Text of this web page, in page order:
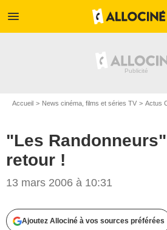
menu
Accueil News cinéma, films et séries TV Actus
"Les
retour !
13 mars 2006 à 10:31
Ajoutez Allociné à vos sources préférées